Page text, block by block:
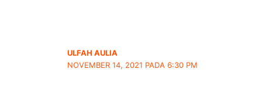
ULFAH AULIA
NOVEMBER 14, 2021 PADA 6:30 PM